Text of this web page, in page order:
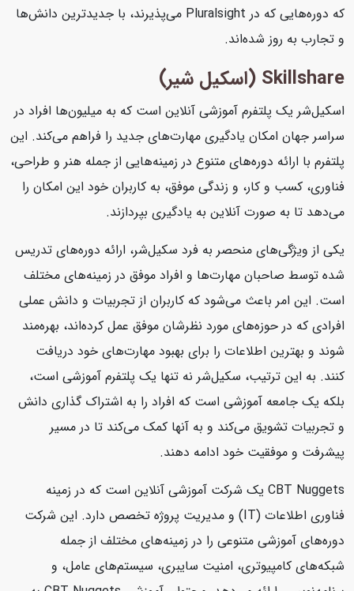
که دوره‌هایی که در Pluralsight می‌پذیرند، با جدیدترین دانش‌ها
و تجارب به روز شده‌اند.
Skillshare (اسکیل شیر)
اسکیل‌شر یک پلتفرم آموزشی آنلاین است که به میلیون‌ها افراد در
سراسر جهان امکان یادگیری مهارت‌های جدید را فراهم می‌کند. این
پلتفرم با ارائه دوره‌های متنوع در زمینه‌هایی از جمله هنر و طراحی،
فناوری، کسب و کار، و زندگی موفق، به کاربران خود این امکان را
می‌دهد تا به صورت آنلاین به یادگیری بپردازند.
یکی از ویژگی‌های منحصر به فرد سکیل‌شر، ارائه دوره‌های تدریس
شده توسط صاحبان مهارت‌ها و افراد موفق در زمینه‌های مختلف
است. این امر باعث می‌شود که کاربران از تجربیات و دانش عملی
افرادی که در حوزه‌های مورد نظرشان موفق عمل کرده‌اند، بهره‌مند
شوند و بهترین اطلاعات را برای بهبود مهارت‌های خود دریافت
کنند. به این ترتیب، سکیل‌شر نه تنها یک پلتفرم آموزشی است،
بلکه یک جامعه آموزشی است که افراد را به اشتراک گذاری دانش
و تجربیات تشویق می‌کند و به آنها کمک می‌کند تا در مسیر
پیشرفت و موفقیت خود ادامه دهند.
CBT Nuggets یک شرکت آموزشی آنلاین است که در زمینه
فناوری اطلاعات (IT) و مدیریت پروژه تخصص دارد. این شرکت
دوره‌های آموزشی متنوعی را در زمینه‌های مختلف از جمله
شبکه‌های کامپیوتری، امنیت سایبری، سیستم‌های عامل، و